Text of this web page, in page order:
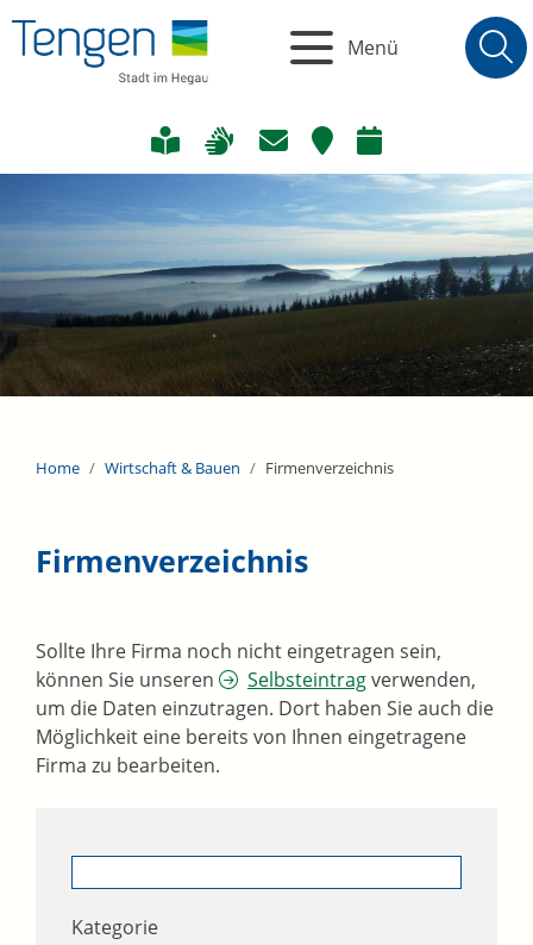
Menü
Home Wirtschaft & Bauen Firmenverzeichnis
Firmenverzeichnis
Sollte Ihre Firma noch nicht eingetragen sein,
können Sie unseren
Selbsteintragverwenden,
um die Daten einzutragen. Dort haben Sie auch die
Möglichkeit eine bereits von Ihnen eingetragene
Firma zu bearbeiten.
Kategorie